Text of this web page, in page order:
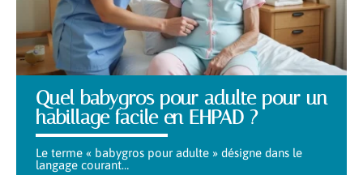
Quel babygros pour adulte pour un
habillage facile en EHPAD ?
Le terme « babygros pour adulte » désigne dans le
langage courant…